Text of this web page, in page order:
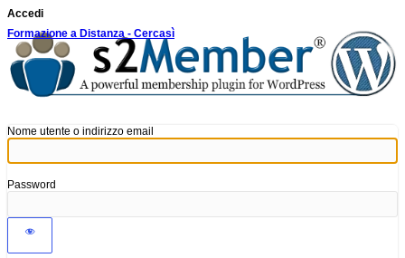
Accedi
Formazione a Distanza - Cercasì
Nome utente o indirizzo email
Password